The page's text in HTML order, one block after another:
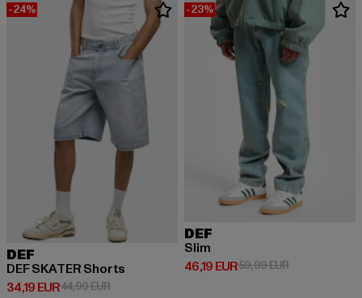
-24%
DEF
DEF SKATER Shorts
34,19 EUR
Derzeitiger Preis: 34,19 EUR
44,99 EURAktionspreis: 44,99 EUR
-23%
DEF
Slim
46,19 EUR
Derzeitiger Preis: 46,19 EUR
59,99 EURAktionspreis: